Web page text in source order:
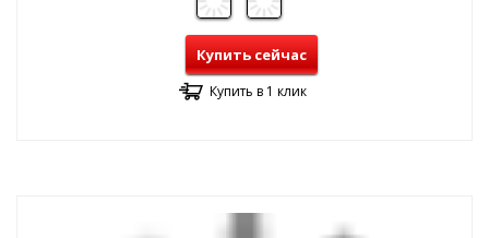
Купить сейчас
Купить в 1 клик